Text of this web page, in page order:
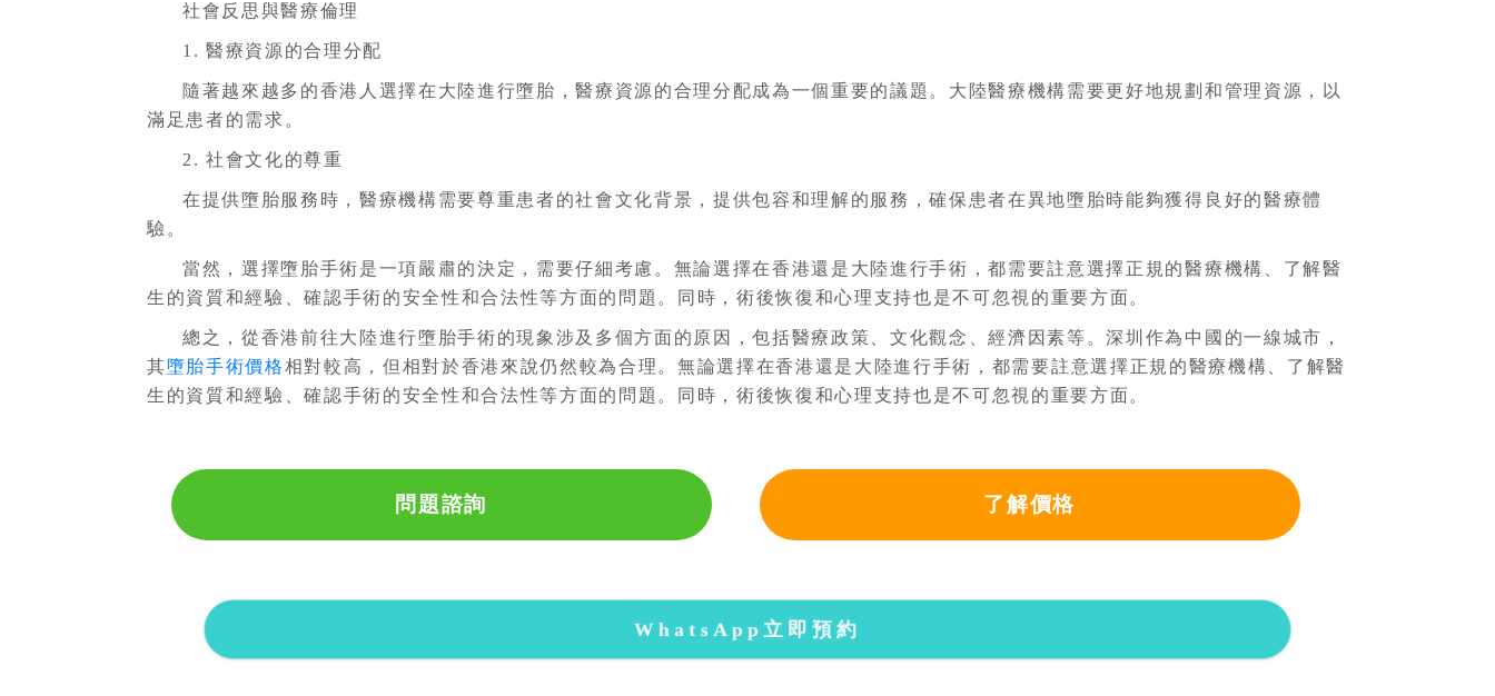
社會反思與醫療倫理
1. 醫療資源的合理分配
隨著越來越多的香港人選擇在大陸進行墮胎，醫療資源的合理分配成為一個重要的議題。大陸醫療機構需要更好地規劃和管理資源，以
滿足患者的需求。
2. 社會文化的尊重
在提供墮胎服務時，醫療機構需要尊重患者的社會文化背景，提供包容和理解的服務，確保患者在異地墮胎時能夠獲得良好的醫療體
驗。
當然，選擇墮胎手術是一項嚴肅的決定，需要仔細考慮。無論選擇在香港還是大陸進行手術，都需要註意選擇正規的醫療機構、了解醫
生的資質和經驗、確認手術的安全性和合法性等方面的問題。同時，術後恢復和心理支持也是不可忽視的重要方面。
總之，從香港前往大陸進行墮胎手術的現象涉及多個方面的原因，包括醫療政策、文化觀念、經濟因素等。深圳作為中國的一線城市，
其墮胎手術價格相對較高，但相對於香港來說仍然較為合理。無論選擇在香港還是大陸進行手術，都需要註意選擇正規的醫療機構、了解醫
生的資質和經驗、確認手術的安全性和合法性等方面的問題。同時，術後恢復和心理支持也是不可忽視的重要方面。
問題諮詢 了解價格
WhatsApp立即預約